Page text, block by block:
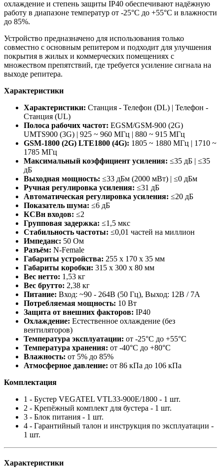
охлаждение и степень защиты IP40 обеспечивают надёжную
работу в диапазоне температур от -25°С до +55°С и влажности
до 85%.
Устройство предназначено для использования только
совместно с основным репитером и подходит для улучшения
покрытия в жилых и коммерческих помещениях с
множеством препятствий, где требуется усиление сигнала на
выходе репитера.
Характеристики
Характеристики: Станция - Телефон (DL) | Телефон -
Станция (UL)
Полоса рабочих частот: EGSM/GSM-900 (2G)
UMTS900 (3G) | 925 ~ 960 МГц | 880 ~ 915 МГц
GSM-1800 (2G) LTE1800 (4G): 1805 ~ 1880 МГц | 1710 ~
1785 МГц
Максимальный коэффициент усиления: ≤35 дБ | ≤35
дБ
Выходная мощность: ≤33 дБм (2000 мВт) | ≤0 дБм
Ручная регулировка усиления: ≤31 дБ
Автоматическая регулировка усиления: ≤20 дБ
Показатель шума: ≤6 дБ
КСВн входов: ≤2
Групповая задержка: ≤1,5 мкс
Стабильность частоты: ≤0,01 частей на миллион
Импеданс: 50 Ом
Разъём: N-Female
Габариты устройства: 255 х 170 х 35 мм
Габариты коробки: 315 х 300 х 80 мм
Вес нетто: 1,53 кг
Вес брутто: 2,38 кг
Питание: Вход: ~90 - 264В (50 Гц), Выход: 12В / 7А
Потребляемая мощность: 10 Вт
Защита от внешних факторов: IP40
Охлаждение: Естественное охлаждение (без
вентиляторов)
Температура эксплуатации: от -25°С до +55°С
Температура хранения: от -40°С до +80°С
Влажность: от 5% до 85%
Атмосферное давление: от 86 кПа до 106 кПа
Комплектация
1 - Бустер VEGATEL VTL33-900E/1800 - 1 шт.
2 - Крепёжный комплект для бустера - 1 шт.
3 - Блок питания - 1 шт.
4 - Гарантийный талон и инструкция по эксплуатации -
1 шт.
Характеристики